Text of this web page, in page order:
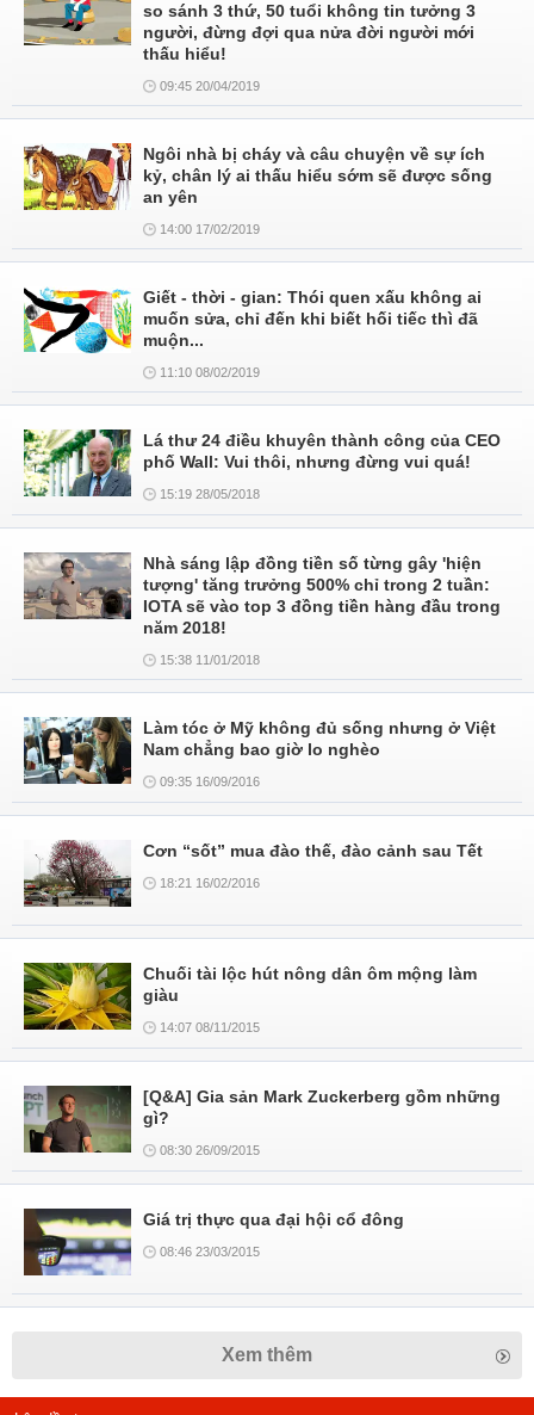
so sánh 3 thứ, 50 tuổi không tin tưởng 3
người, đừng đợi qua nửa đời người mới
thấu hiểu!
09:45 20/04/2019
Ngôi nhà bị cháy và câu chuyện về sự ích
kỷ, chân lý ai thấu hiểu sớm sẽ được sống
an yên
14:00 17/02/2019
Giết - thời - gian: Thói quen xấu không ai
muốn sửa, chỉ đến khi biết hối tiếc thì đã
muộn...
11:10 08/02/2019
Lá thư 24 điều khuyên thành công của CEO
phố Wall: Vui thôi, nhưng đừng vui quá!
15:19 28/05/2018
Nhà sáng lập đồng tiền số từng gây 'hiện
tượng' tăng trưởng 500% chỉ trong 2 tuần:
IOTA sẽ vào top 3 đồng tiền hàng đầu trong
năm 2018!
15:38 11/01/2018
Làm tóc ở Mỹ không đủ sống nhưng ở Việt
Nam chẳng bao giờ lo nghèo
09:35 16/09/2016
Cơn “sốt” mua đào thế, đào cảnh sau Tết
18:21 16/02/2016
Chuối tài lộc hút nông dân ôm mộng làm
giàu
14:07 08/11/2015
[Q&A] Gia sản Mark Zuckerberg gồm những
gì?
08:30 26/09/2015
Giá trị thực qua đại hội cổ đông
08:46 23/03/2015
Xem thêm